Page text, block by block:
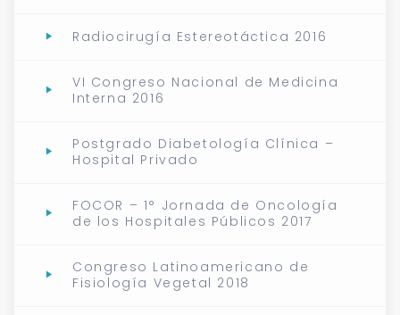
Radiocirugía Estereotáctica 2016
VI Congreso Nacional de Medicina
Interna 2016
Postgrado Diabetología Clínica –
Hospital Privado
FOCOR – 1° Jornada de Oncología
de los Hospitales Públicos 2017
Congreso Latinoamericano de
Fisiología Vegetal 2018